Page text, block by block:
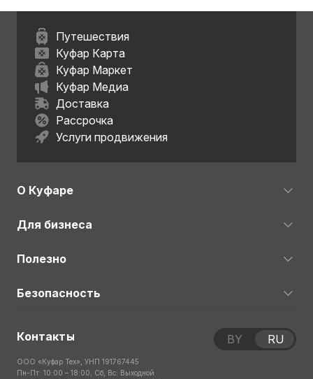
Путешествия
Куфар Карта
Куфар Маркет
Куфар Медиа
Доставка
Рассрочка
Услуги продвижения
О Куфаре
Для бизнеса
Полезно
Безопасность
Контакты
ООО «Куфар Тех», УНП 191767445
Пн-Пт: 10:00 – 18:00; Сб, Вс: Выходной
BY RU